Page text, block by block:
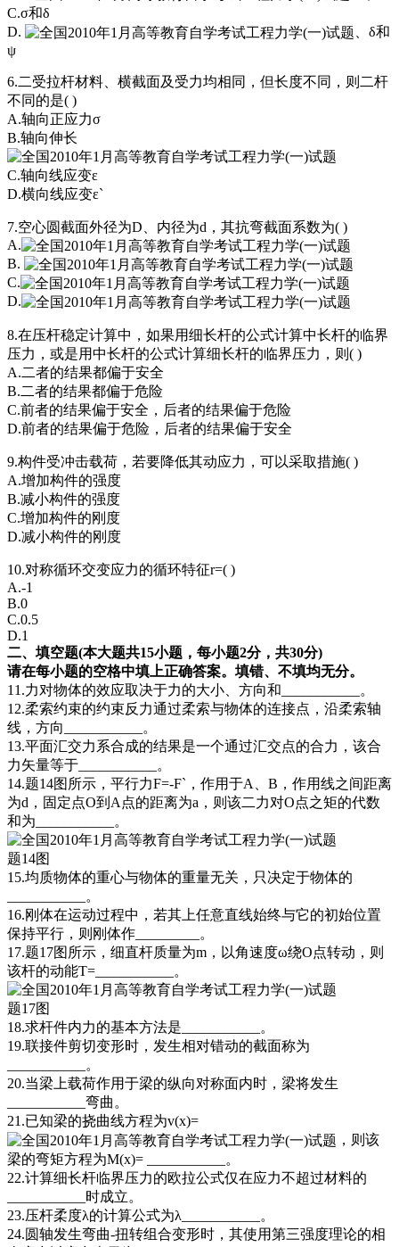
C.σ和δ
D.
、δ和
ψ
6.二受拉杆材料、横截面及受力均相同，但长度不同，则二杆
不同的是( )
A.轴向正应力σ
B.轴向伸长
C.轴向线应变ε
D.横向线应变ε`
7.空心圆截面外径为D、内径为d，其抗弯截面系数为( )
A.
B.
C.
D.
8.在压杆稳定计算中，如果用细长杆的公式计算中长杆的临界
压力，或是用中长杆的公式计算细长杆的临界压力，则( )
A.二者的结果都偏于安全
B.二者的结果都偏于危险
C.前者的结果偏于安全，后者的结果偏于危险
D.前者的结果偏于危险，后者的结果偏于安全
9.构件受冲击载荷，若要降低其动应力，可以采取措施( )
A.增加构件的强度
B.减小构件的强度
C.增加构件的刚度
D.减小构件的刚度
10.对称循环交变应力的循环特征r=( )
A.-1
B.0
C.0.5
D.1
二、填空题(本大题共15小题，每小题2分，共30分)
请在每小题的空格中填上正确答案。填错、不填均无分。
11.力对物体的效应取决于力的大小、方向和___________。
12.柔索约束的约束反力通过柔索与物体的连接点，沿柔索轴
线，方向___________。
13.平面汇交力系合成的结果是一个通过汇交点的合力，该合
力矢量等于___________。
14.题14图所示，平行力F=-F`，作用于A、B，作用线之间距离
为d，固定点O到A点的距离为a，则该二力对O点之矩的代数
和为___________。
题14图
15.均质物体的重心与物体的重量无关，只决定于物体的
___________。
16.刚体在运动过程中，若其上任意直线始终与它的初始位置
保持平行，则刚体作_________。
17.题17图所示，细直杆质量为m，以角速度ω绕O点转动，则
该杆的动能T=___________。
题17图
18.求杆件内力的基本方法是___________。
19.联接件剪切变形时，发生相对错动的截面称为
___________。
20.当梁上载荷作用于梁的纵向对称面内时，梁将发生
___________弯曲。
21.已知梁的挠曲线方程为v(x)=
，则该
梁的弯矩方程为M(x)= ___________。
22.计算细长杆临界压力的欧拉公式仅在应力不超过材料的
___________时成立。
23.压杆柔度λ的计算公式为λ___________。
24.圆轴发生弯曲-扭转组合变形时，其使用第三强度理论的相